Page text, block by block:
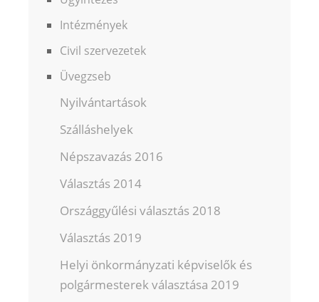
Intézmények
Civil szervezetek
Üvegzseb
Nyilvántartások
Szálláshelyek
Népszavazás 2016
Választás 2014
Országgyűlési választás 2018
Választás 2019
Helyi önkormányzati képviselők és
polgármesterek választása 2019